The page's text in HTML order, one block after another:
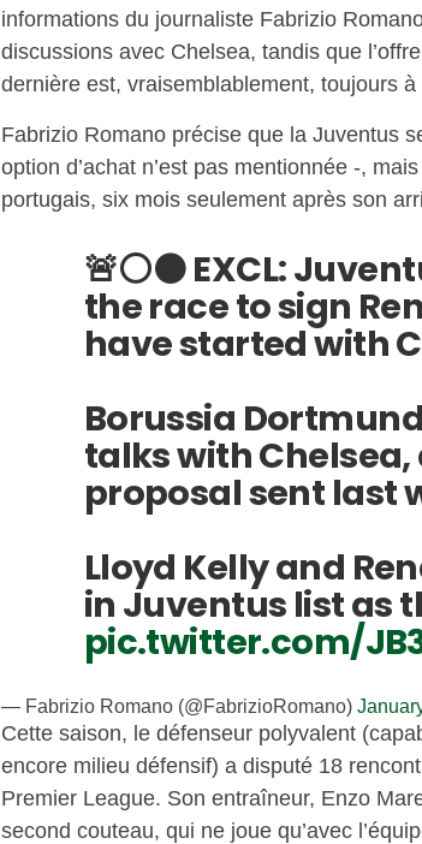
informations du journaliste Fabrizio
discussions avec Chelsea, tandis que
dernière est, vraisemblablement, toujours à
Fabrizio Romano précise que la Juventus
option d’achat n’est pas mentionnée -,
portugais, six mois seulement après son
🚨⚪️⚫️ EXCL:
the race to sign
have started with
Borussia
talks with
proposal sent last
Lloyd Kelly and
in Juventus list as
pic.twitter.com/
— Fabrizio Romano (@FabrizioRomano)
Cette saison, le défenseur polyvalent
encore milieu défensif) a disputé 18
Premier League. Son entraîneur, Enzo
second couteau, qui ne joue qu’avec